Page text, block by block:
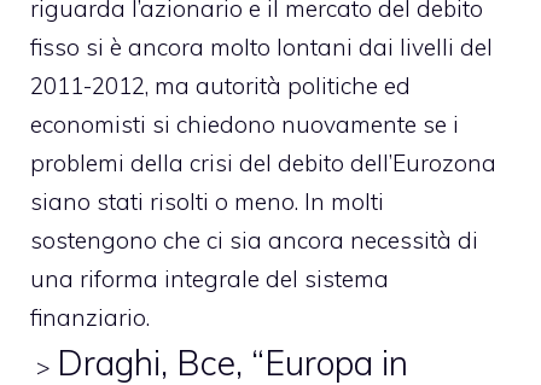
riguarda l’azionario e il mercato del debito
fisso si è ancora molto lontani dai livelli del
2011-2012, ma autorità politiche ed
economisti si chiedono nuovamente se i
problemi della crisi del debito dell’Eurozona
siano stati risolti o meno. In molti
sostengono che ci sia ancora necessità di
una riforma integrale del sistema
finanziario.
> Draghi, Bce, “Europa in